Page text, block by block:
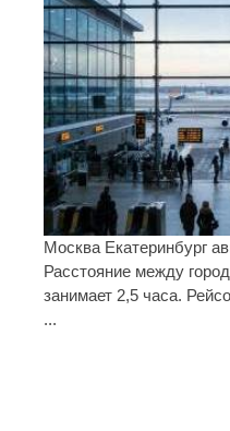
Москва Екатеринбург
Расстояние между
занимает 2,5 часа.
...